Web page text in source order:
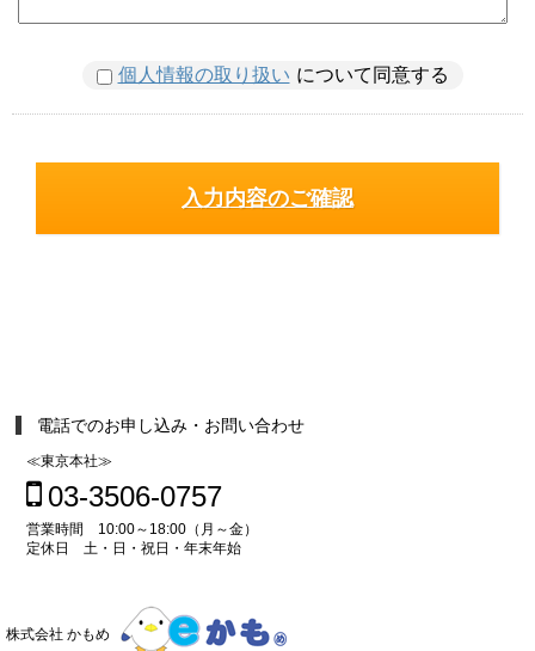
個人情報の取り扱い について同意する
電話でのお申し込み・お問い合わせ
≪東京本社≫
03-3506-0757
営業時間 10:00～18:00（月～金）
定休日 土・日・祝日・年末年始
株式会社 かもめ